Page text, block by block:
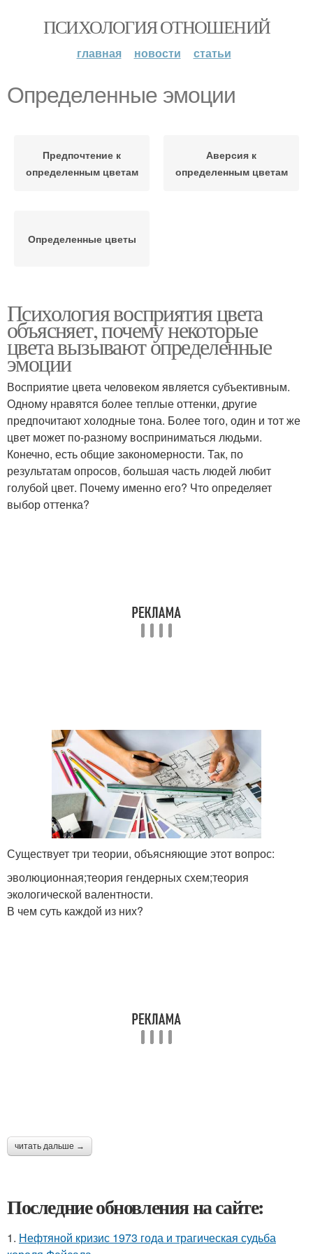
ПСИХОЛОГИЯ ОТНОШЕНИЙ
главная новости статьи
Определенные эмоции
Предпочтение к
определенным цветам
Аверсия к
определенным цветам
Определенные цветы
Психология восприятия цвета
объясняет, почему некоторые
цвета вызывают определенные
эмоции
Восприятие цвета человеком является субъективным.
Одному нравятся более теплые оттенки, другие
предпочитают холодные тона. Более того, один и тот же
цвет может по-разному восприниматься людьми.
Конечно, есть общие закономерности. Так, по
результатам опросов, большая часть людей любит
голубой цвет. Почему именно его? Что определяет
выбор оттенка?
Существует три теории, объясняющие этот вопрос:
эволюционная;теория гендерных схем;теория
экологической валентности.
В чем суть каждой из них?
читать дальше →
Последние обновления на сайте:
1. Нефтяной кризис 1973 года и трагическая судьба